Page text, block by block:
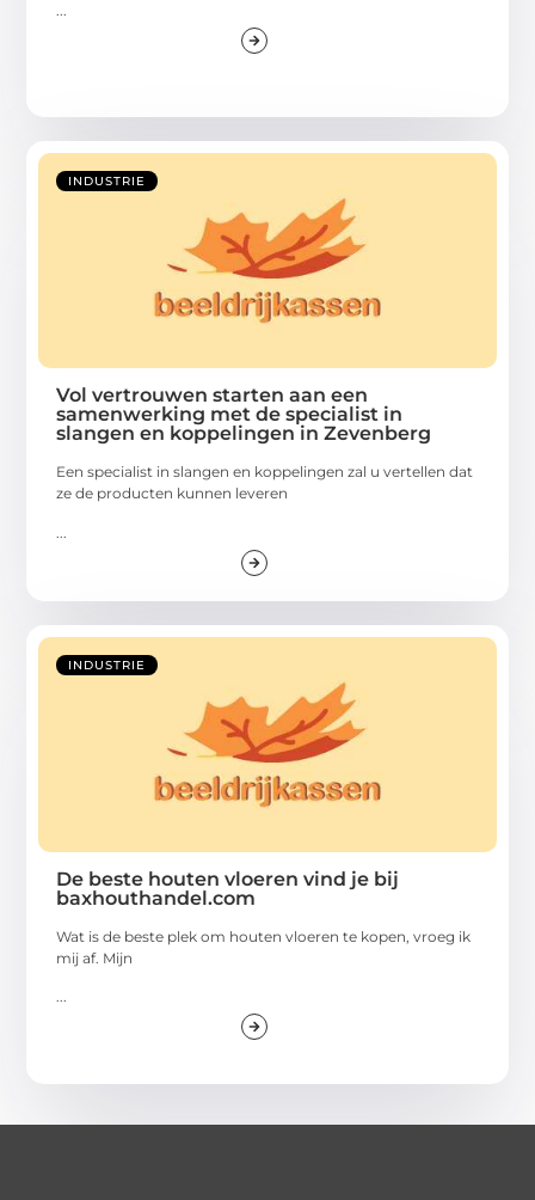
...
INDUSTRIE
Vol vertrouwen starten aan een
samenwerking met de specialist in
slangen en koppelingen in Zevenberg
Een specialist in slangen en koppelingen zal u vertellen dat
ze de producten kunnen leveren
INDUSTRIE
De beste houten vloeren vind je bij
baxhouthandel.com
Wat is de beste plek om houten vloeren te kopen, vroeg ik
mij af. Mijn
...